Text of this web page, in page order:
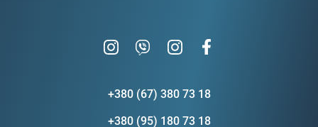
+380 (67) 380 73 18
+380 (95) 180 73 18